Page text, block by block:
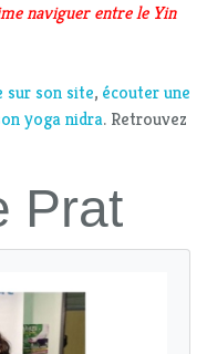
naviguer entre le Yin
sur son site, écouter une
yoga nidra. Retrouvez
Prat